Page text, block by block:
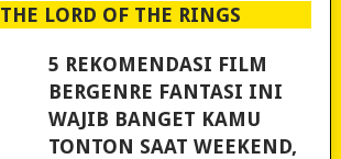
THE LORD OF THE RINGS
5 REKOMENDASI FILM
BERGENRE FANTASI INI
WAJIB BANGET KAMU
TONTON SAAT WEEKEND,